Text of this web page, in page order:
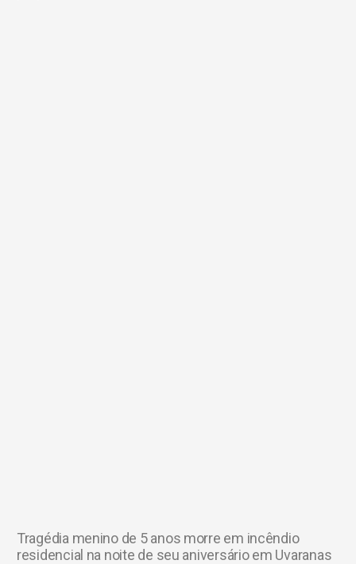
Tragédia menino de 5 anos morre em incêndio
residencial na noite de seu aniversário em Uvaranas